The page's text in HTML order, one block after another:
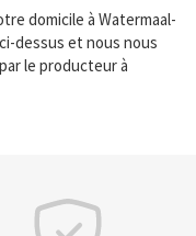
domicile à Watermaal-
dessus et nous nous
le producteur à